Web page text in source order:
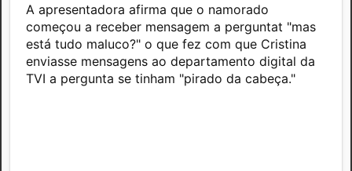
A apresentadora afirma que o namorado
começou a receber mensagem a perguntat "mas
está tudo maluco?" o que fez com que Cristina
enviasse mensagens ao departamento digital da
TVI a pergunta se tinham "pirado da cabeça."